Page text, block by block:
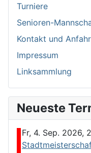
Turniere
Senioren-
Kontakt und
Impressum
Linksammlung
Neueste
Fr, 4. Sep. 2026,